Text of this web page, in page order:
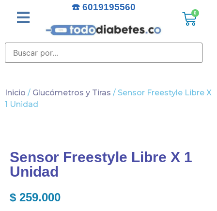
☎️ 6019195560
0
Inicio / Glucómetros y Tiras / Sensor Freestyle Libre X
1 Unidad
Sensor Freestyle Libre X 1
Unidad
$ 259.000